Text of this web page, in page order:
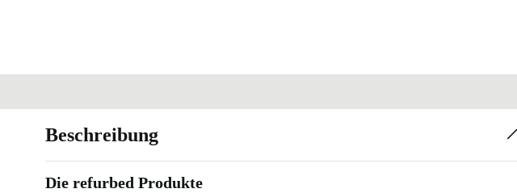
Beschreibung
Die refurbed Produkte